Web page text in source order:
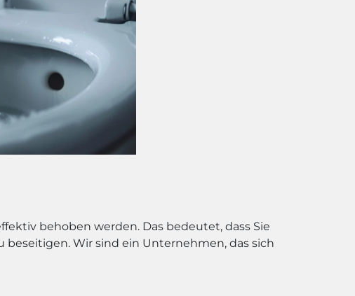
behoben werden. Das bedeutet, dass Sie
Wir sind ein Unternehmen, das sich